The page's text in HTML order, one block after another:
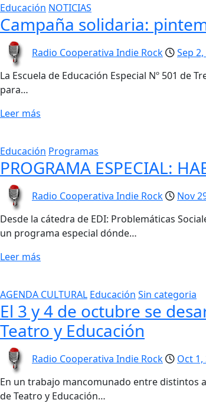
Educación NOTICIAS
Campaña solidaria:
Radio Cooperativa Indie Rock Sep
La Escuela de Educación Especial Nº 501
para…
Leer más
Educación Programas
PROGRAMA ESPECIAL:
Radio Cooperativa Indie Rock Nov
Desde la cátedra de EDI: Problemáticas
un programa especial dónde…
Leer más
AGENDA CULTURAL Educación Sin categoria
El 3 y 4 de octubre se
Teatro y Educación
Radio Cooperativa Indie Rock Oct 1,
En un trabajo mancomunado entre distintos
de Teatro y Educación…